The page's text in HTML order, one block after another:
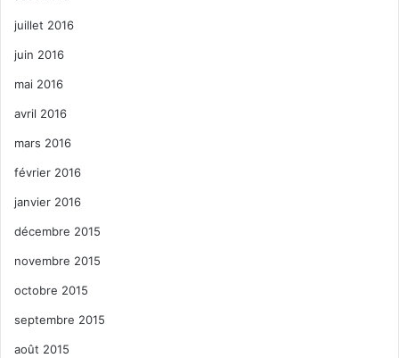
juillet 2016
juin 2016
mai 2016
avril 2016
mars 2016
février 2016
janvier 2016
décembre 2015
novembre 2015
octobre 2015
septembre 2015
août 2015